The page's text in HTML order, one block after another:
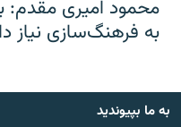
محمود امیری مقدم:
به فرهنگ‌سازی نیاز
به ما بپیوندید